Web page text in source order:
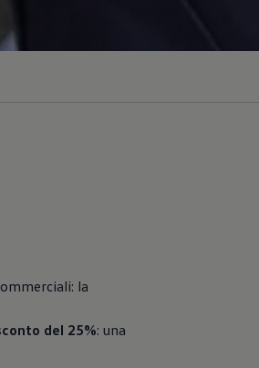
la
del 25%: una